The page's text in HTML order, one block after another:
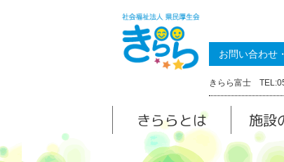
お問い合わせ
きらら富士
きららとは 施設